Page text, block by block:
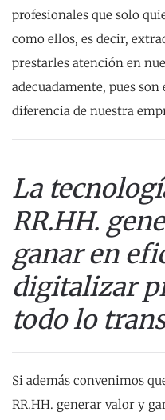
profesionales que solo
como ellos, es decir,
prestarles atención en
adecuadamente, pues
diferencia de nuestra
La
RR.HH.
ganar en
digitalizar
todo lo
Si además convenimos
RR.HH. generar valor y